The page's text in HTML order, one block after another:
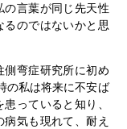
の言葉が同じ先天性
るのではないかと思
側弯症研究所に初め
の私は将来に不安ば
っていると知り、
気も現れて、耐え